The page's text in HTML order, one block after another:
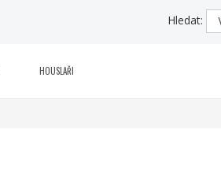
Hledat:
HOUSLAŘI